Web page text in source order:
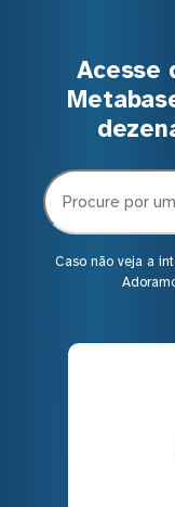
Acesse
Caso não veja a